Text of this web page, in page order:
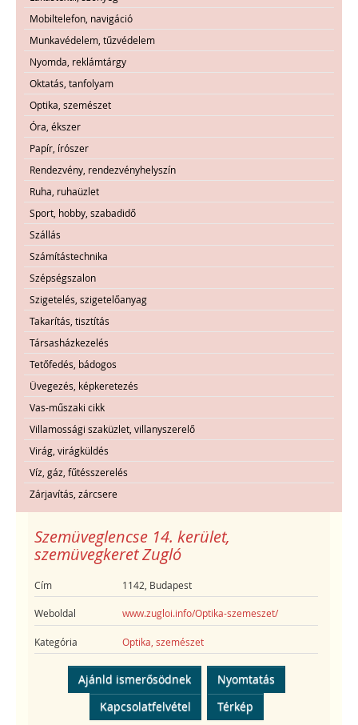
Mobiltelefon, navigáció
Munkavédelem, tűzvédelem
Nyomda, reklámtárgy
Oktatás, tanfolyam
Optika, szemészet
Óra, ékszer
Papír, írószer
Rendezvény, rendezvényhelyszín
Ruha, ruhaüzlet
Sport, hobby, szabadidő
Szállás
Számítástechnika
Szépségszalon
Szigetelés, szigetelőanyag
Takarítás, tisztítás
Társasházkezelés
Tetőfedés, bádogos
Üvegezés, képkeretezés
Vas-műszaki cikk
Villamossági szaküzlet, villanyszerelő
Virág, virágküldés
Víz, gáz, fűtésszerelés
Zárjavítás, zárcsere
Szemüveglencse 14. kerület,
szemüvegkeret Zugló
Cím 1142, Budapest
Weboldal www.zugloi.info/Optika-szemeszet/
Kategória Optika, szemészet
Ajánld ismerősödnek
Nyomtatás
Kapcsolatfelvétel
Térkép